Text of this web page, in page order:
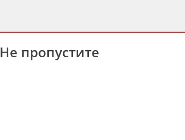
Не пропустите